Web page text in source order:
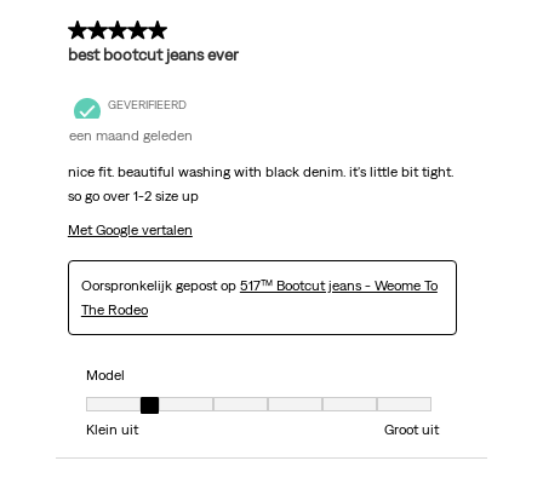
5 van 5 sterren.
best bootcut jeans ever
GEVERIFIEERD
een maand geleden
nice fit. beautiful washing with black denim. it's little bit tight.
so go over 1-2 size up
Met Google vertalen
Oorspronkelijk gepost op 517™ Bootcut jeans - Weome To
The Rodeo
Model
Model, 2 van 7, waarbij 1 gelijk is aan Klein uit en 7 gelijk is aan Groot uit
Klein uit
Groot uit